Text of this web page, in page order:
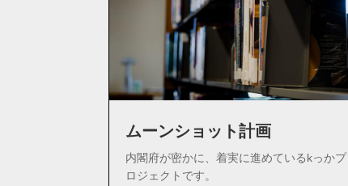
ムーンショット計画
内閣府が密かに、着実に進めているkっかプ
ロジェクトです。